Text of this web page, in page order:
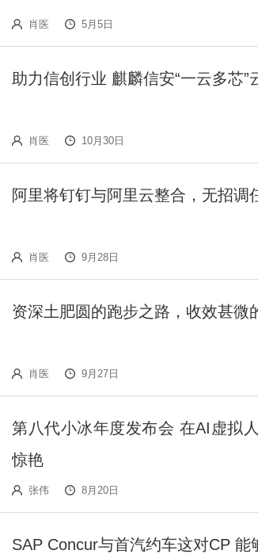
肖医 5月5日
助力信创行业 麒麟信安“一云多芯”
肖医 10月30日
阿里将钉钉与阿里云整合，无招调
肖医 9月28日
资深土肥圆的跑步之路，收效甚微
肖医 9月27日
第八代小冰年度发布会 在AI虚拟
惊艳
张伟 8月20日
SAP Concur与首汽约车这对CP 能